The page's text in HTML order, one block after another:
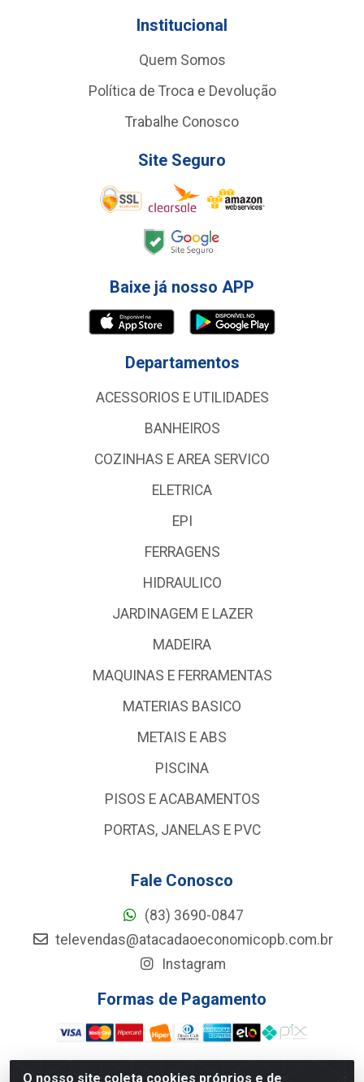
O nosso site coleta cookies próprios e de
Institucional
Quem Somos
Política de Troca e Devolução
Trabalhe Conosco
Site Seguro
Baixe já nosso APP
Departamentos
ACESSORIOS E UTILIDADES
BANHEIROS
COZINHAS E AREA SERVICO
ELETRICA
EPI
FERRAGENS
HIDRAULICO
JARDINAGEM E LAZER
MADEIRA
MAQUINAS E FERRAMENTAS
MATERIAS BASICO
METAIS E ABS
PISCINA
PISOS E ACABAMENTOS
PORTAS, JANELAS E PVC
Fale Conosco
(83) 3690-0847
televendas@atacadaoeconomicopb.com.br
Instagram
Formas de Pagamento